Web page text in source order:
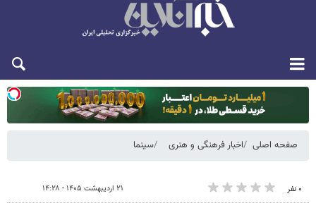
صفحه اصلی اخبار فرهنگی و هنری سینما
۰ نفر ۲۱ اردیبهشت ۱۴۰۵ - ۱۴:۲۸